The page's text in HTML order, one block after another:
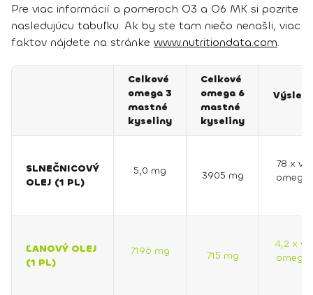
Pre viac informácií a pomeroch O3 a O6 MK si pozrite
nasledujúcu tabuľku. Ak by ste tam niečo nenašli, viac
faktov nájdete na stránke www.nutritiondata.com.
Celkové
omega 3
mastné
kyseliny
Celkové
omega 6
mastné
kyseliny
SLNEČNICOVÝ
OLEJ (1 PL)
5,0 mg 3905 mg
78 x
omega
ĽANOVÝ OLEJ
(1 PL)
7196 mg 715 mg
4,2 x
omega